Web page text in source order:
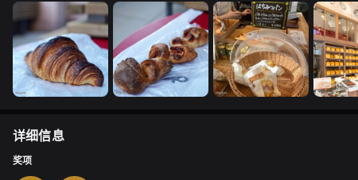
详细信息
奖项